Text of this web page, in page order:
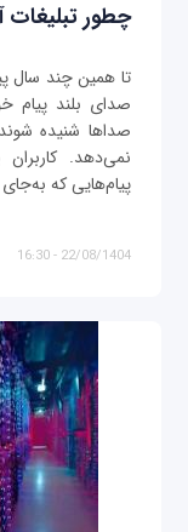
چطور تبلیغات
تا همین چند سال
صدای بلند پیام
صداها شنیده
نمی‌دهد. کاربران
پیام‌هایی که
22/08/1404 - 16:30